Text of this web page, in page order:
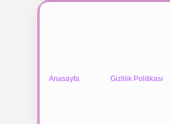
Anasayfa Gizlilik Politikası